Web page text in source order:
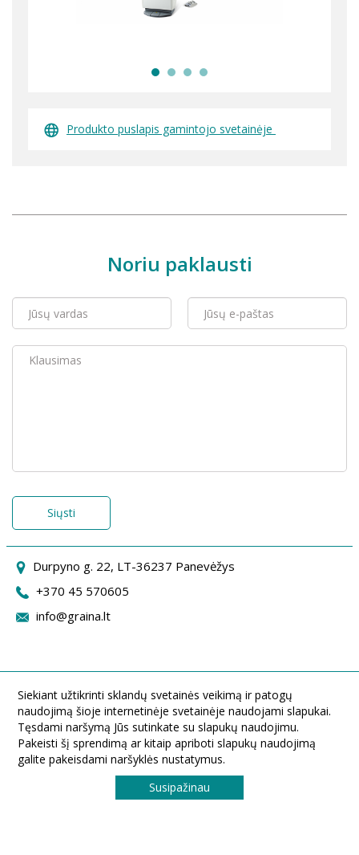
Produkto puslapis gamintojo svetainėje
Noriu paklausti
Siųsti
Durpyno g. 22, LT-36237 Panevėžys
+370 45 570605
info@graina.lt
Siekiant užtikrinti sklandų svetainės veikimą ir patogų
naudojimą šioje internetinėje svetainėje naudojami slapukai.
Tęsdami naršymą Jūs sutinkate su slapukų naudojimu.
Pakeisti šį sprendimą ar kitaip apriboti slapukų naudojimą
galite pakeisdami naršyklės nustatymus.
Susipažinau